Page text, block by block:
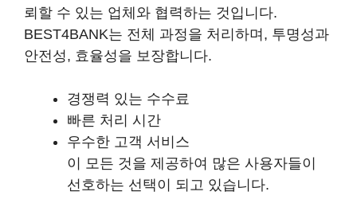
뢰할 수 있는 업체와 협력하는 것입니다.
BEST4BANK는 전체 과정을 처리하며, 투명성과
안전성, 효율성을 보장합니다.
경쟁력 있는 수수료
빠른 처리 시간
우수한 고객 서비스
이 모든 것을 제공하여 많은 사용자들이
선호하는 선택이 되고 있습니다.